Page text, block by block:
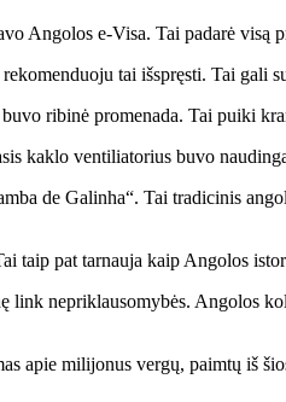
Angolos e-Visa. Tai padarė visą
tai išspręsti. Tai gali
ribinė promenada. Tai puiki
kaklo ventiliatorius buvo
de Galinha“. Tai tradicinis
taip pat tarnauja kaip Angolos
nepriklausomybės. Angolos
apie milijonus vergų, paimtų iš